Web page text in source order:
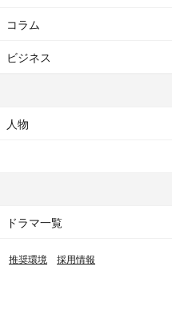
コラム
ビジネス
人物
ドラマ一覧
推奨環境 採用情報